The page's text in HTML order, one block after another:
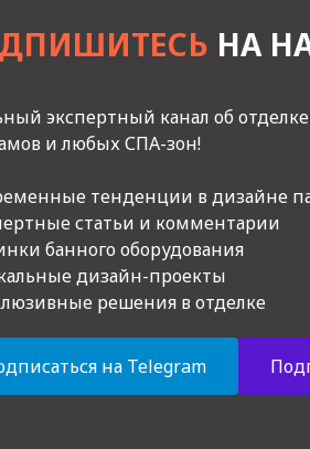
НА
экспертный канал об отделке
и любых СПА-зон!
тенденции в дизайне
статьи и комментарии
банного оборудования
дизайн-проекты
решения в отделке
на Telegram